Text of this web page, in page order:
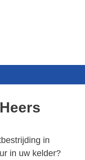
in
in uw kelder?